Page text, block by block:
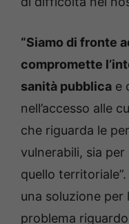
“Siamo di fronte
compromette
sanità pubblica e
nell’accesso alle
che riguarda le
vulnerabili, sia
quello
una soluzione per
problema